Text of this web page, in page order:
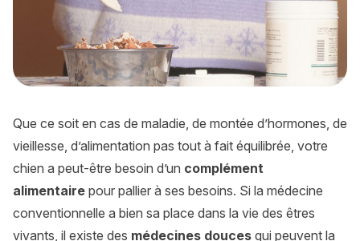
Que ce soit en cas de maladie, de montée d’hormones, de
vieillesse, d’alimentation pas tout à fait équilibrée, votre
chien a peut-être besoin d’un complément
alimentaire pour pallier à ses besoins. Si la médecine
conventionnelle a bien sa place dans la vie des êtres
vivants, il existe des médecines douces qui peuvent la